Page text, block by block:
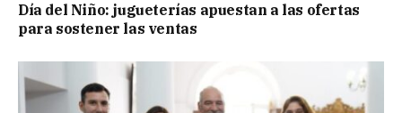
Día del Niño: jugueterías apuestan a las ofertas
para sostener las ventas